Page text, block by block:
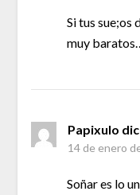
Si tus sue;os
muy
Papixulo
14 de enero
Soñar es lo